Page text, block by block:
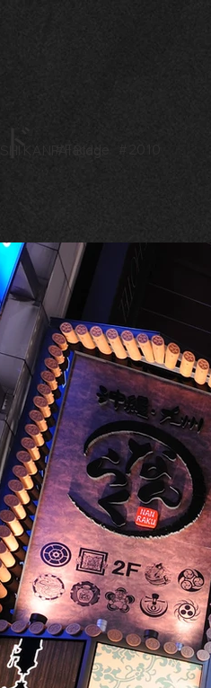
Facade
KANPAI Bldg.